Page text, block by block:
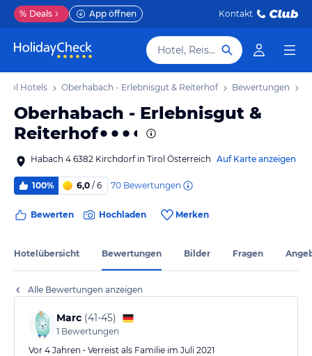
% Deals App öffnen Kontakt
Hotel, Reiseziel
Hotels Oberhabach - Erlebnisgut & Reiterhof Bewertungen
Oberhabach - Erlebnisgut &
Reiterhof
Habach 4 6382 Kirchdorf in Tirol Österreich Auf Karte anzeigen
100% 6,0 / 6 70 Bewertungen
Bewerten Hochladen Merken
Hotelübersicht Bewertungen Bilder Fragen
Alle Bewertungen anzeigen
Marc (41-45)
1 Bewertungen
Vor 4 Jahren • Verreist als Familie im Juli 2021